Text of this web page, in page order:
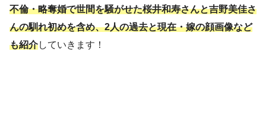
不倫・略奪婚で世間を騒がせた桜井和寿さんと吉野美佳さ
んの馴れ初めを含め、2人の過去と現在・嫁の顔画像など
も紹介していきます！